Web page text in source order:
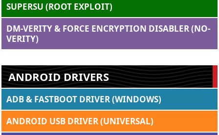
SUPERSU (ROOT EXPLOIT)
DM-VERITY & FORCE ENCRYPTION DISABLER (NO-
VERITY)
ANDROID DRIVERS
ADB & FASTBOOT DRIVER (WINDOWS)
ANDROID USB DRIVER (UNIVERSAL)